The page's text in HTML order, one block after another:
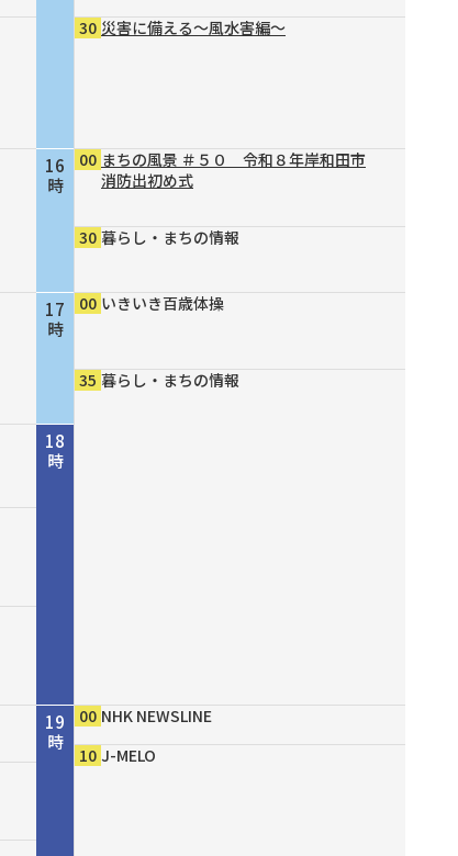
16
時
17
時
18
時
19
時
30 災害に備える～風水害編～
00 まちの風景 ＃５０ 令和８年岸和田市
消防出初め式
30 暮らし・まちの情報
00 いきいき百歳体操
35 暮らし・まちの情報
00 NHK NEWSLINE
10 J-MELO